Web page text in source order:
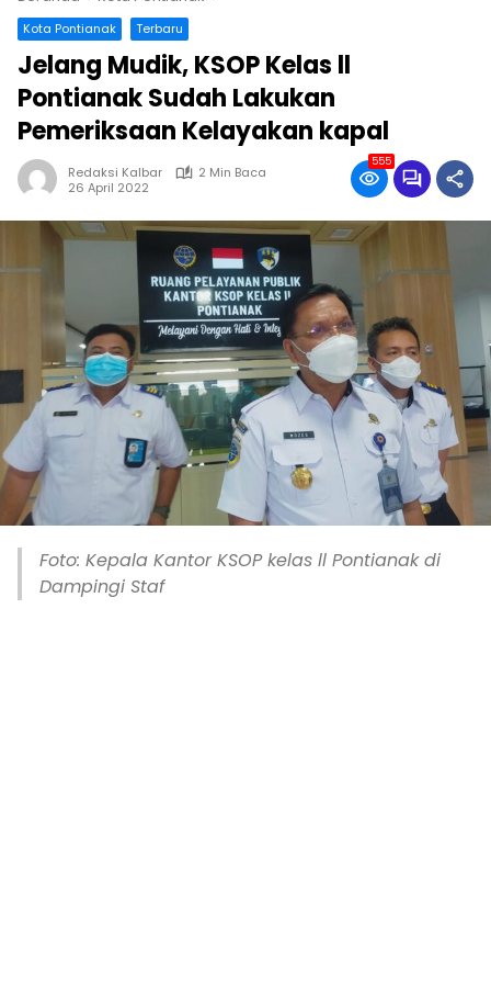
Kota Pontianak Terbaru
Jelang Mudik, KSOP Kelas ll
Pontianak Sudah Lakukan
Pemeriksaan Kelayakan kapal
Redaksi Kalbar
2 Min Baca
26 April 2022
555
Foto: Kepala Kantor KSOP kelas ll Pontianak di
Dampingi Staf